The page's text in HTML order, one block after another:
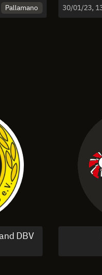
Pallamano 30/01/23,
DBV